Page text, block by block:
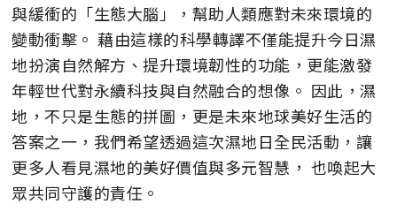
與緩衝的「生態大腦」，幫助人類應對未來環境的
變動衝擊。 藉由這樣的科學轉譯不僅能提升今日濕
地扮演自然解方、提升環境韌性的功能，更能激發
年輕世代對永續科技與自然融合的想像。 因此，濕
地，不只是生態的拼圖，更是未來地球美好生活的
答案之一，我們希望透過這次濕地日全民活動，讓
更多人看見濕地的美好價值與多元智慧， 也喚起大
眾共同守護的責任。